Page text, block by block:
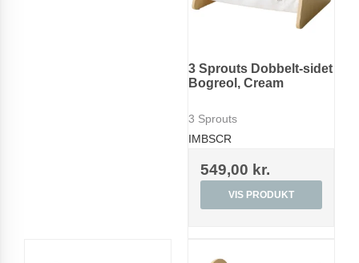
3 Sprouts Dobbelt-sidet
Bogreol, Cream
3 Sprouts
IMBSCR
549,00 kr.
VIS PRODUKT